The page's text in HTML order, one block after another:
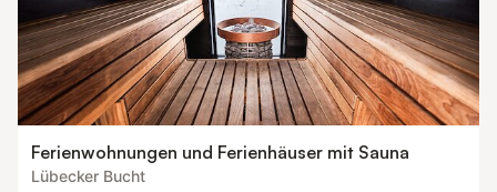
Ferienwohnungen und Ferienhäuser mit Sauna
Lübecker Bucht